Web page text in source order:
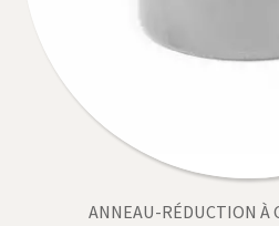
ANNEAU-RÉDUCTION À